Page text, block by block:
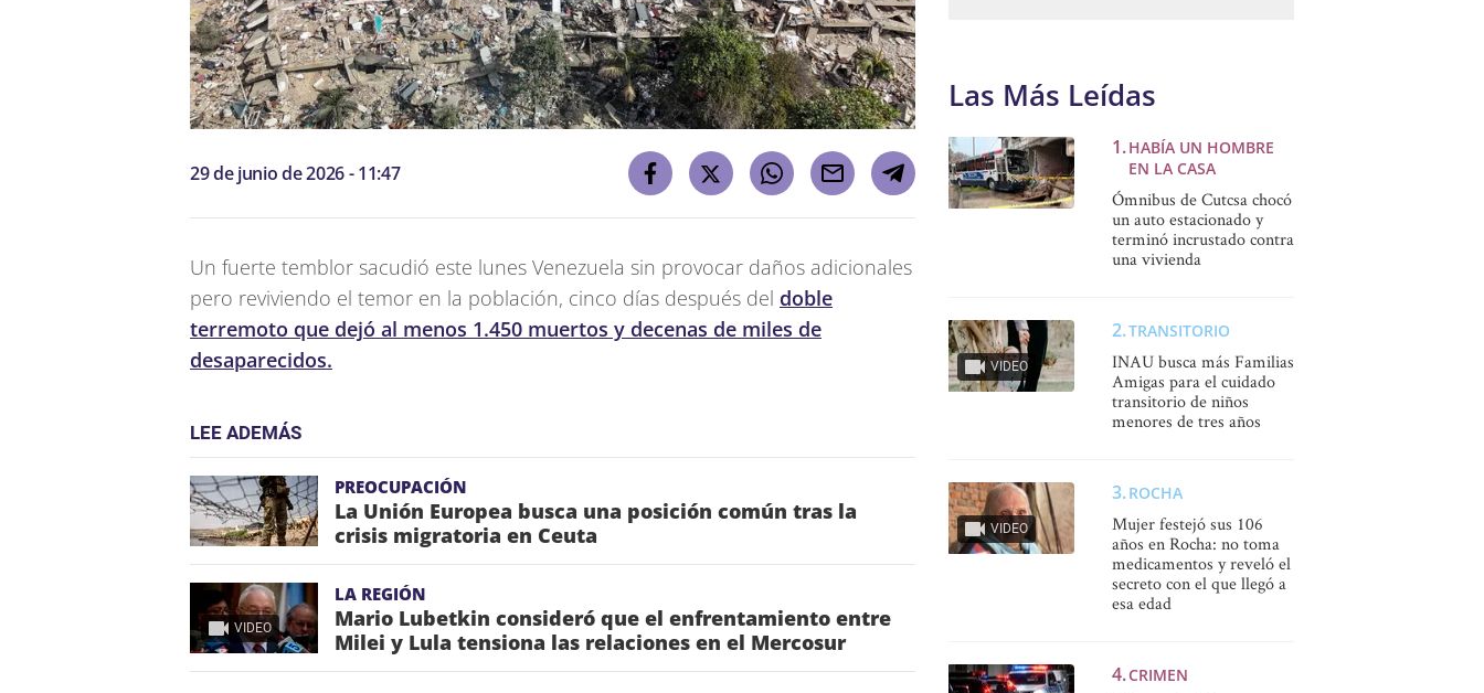
29 de junio de 2026 - 11:47
Un fuerte temblor sacudió este lunes Venezuela sin provocar daños adicionales
pero reviviendo el temor en la población, cinco días después del doble
terremoto que dejó al menos 1.450 muertos y decenas de miles de
desaparecidos.
LEE ADEMÁS
PREOCUPACIÓN
La Unión Europea busca una posición común tras la
crisis migratoria en Ceuta
VIDEO
LA REGIÓN
Mario Lubetkin consideró que el enfrentamiento entre
Milei y Lula tensiona las relaciones en el Mercosur
Las Más Leídas
HABÍA UN HOMBRE
EN LA CASA
Ómnibus de Cutcsa chocó
un auto estacionado y
terminó incrustado contra
una vivienda
VIDEO
TRANSITORIO
INAU busca más Familias
Amigas para el cuidado
transitorio de niños
menores de tres años
VIDEO
ROCHA
Mujer festejó sus 106
años en Rocha: no toma
medicamentos y reveló el
secreto con el que llegó a
esa edad
CRIMEN